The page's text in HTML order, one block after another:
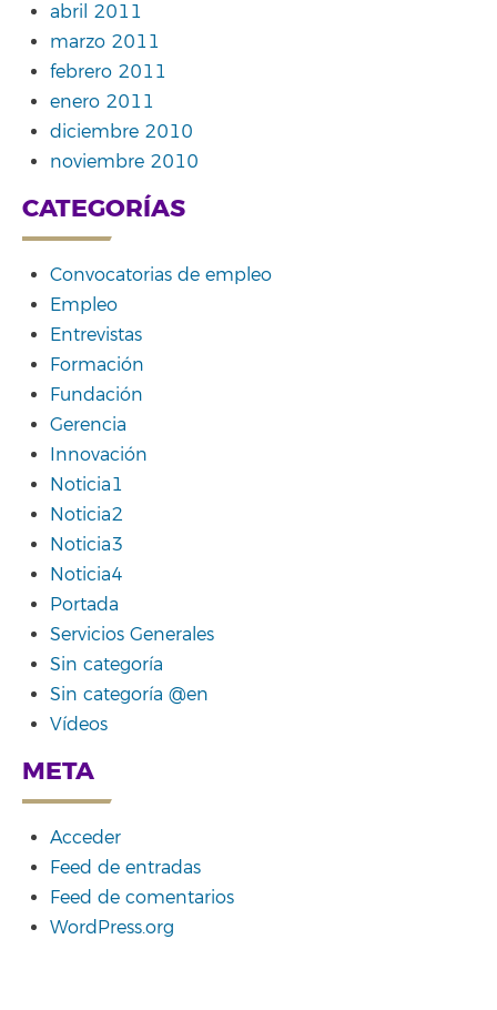
abril 2011
marzo 2011
febrero 2011
enero 2011
diciembre 2010
noviembre 2010
CATEGORÍAS
Convocatorias de empleo
Empleo
Entrevistas
Formación
Fundación
Gerencia
Innovación
Noticia1
Noticia2
Noticia3
Noticia4
Portada
Servicios Generales
Sin categoría
Sin categoría @en
Vídeos
META
Acceder
Feed de entradas
Feed de comentarios
WordPress.org